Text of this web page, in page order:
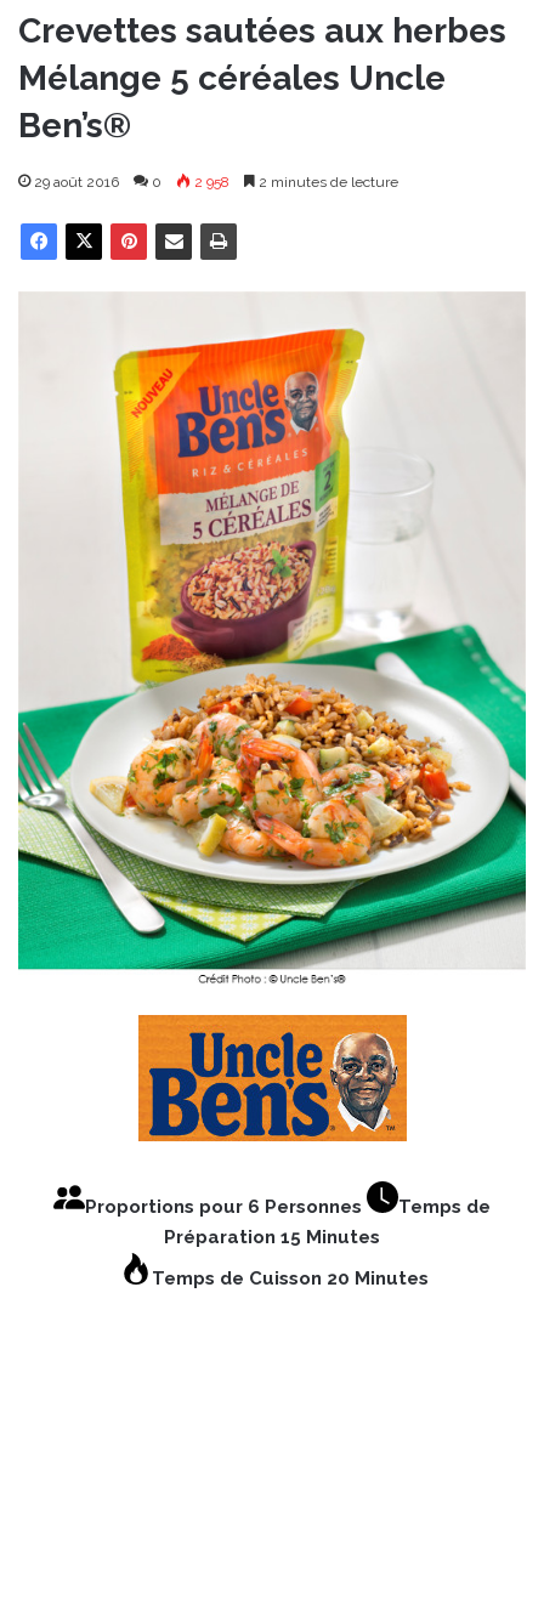
Crevettes sautées aux herbes
Mélange 5 céréales Uncle
Ben’s®
29 août 2016 0 2 958 2 minutes de lecture
Proportions pour 6 Personnes
Temps de
Préparation 15 Minutes
Temps de Cuisson 20 Minutes